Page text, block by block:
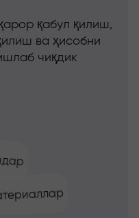
қабул қилиш,
ва ҳисобни
чиқдик